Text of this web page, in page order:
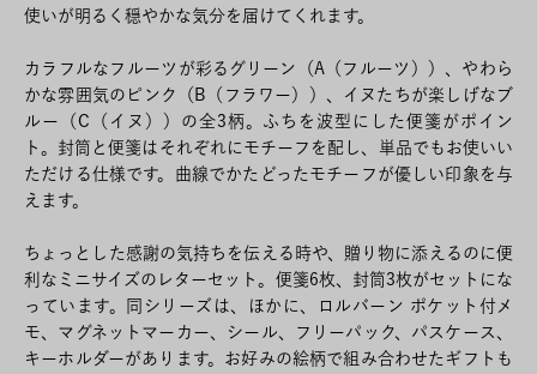
使いが明るく穏やかな気分を届けてくれます。
カラフルなフルーツが彩るグリーン（A（フルーツ））、やわら
かな雰囲気のピンク（B（フラワー））、イヌたちが楽しげなブ
ルー（C（イヌ））の全3柄。ふちを波型にした便箋がポイン
ト。封筒と便箋はそれぞれにモチーフを配し、単品でもお使いい
ただける仕様です。曲線でかたどったモチーフが優しい印象を与
えます。
ちょっとした感謝の気持ちを伝える時や、贈り物に添えるのに便
利なミニサイズのレターセット。便箋6枚、封筒3枚がセットにな
っています。同シリーズは、ほかに、ロルバーン ポケット付メ
モ、マグネットマーカー、シール、フリーパック、パスケース、
キーホルダーがあります。お好みの絵柄で組み合わせたギフトも